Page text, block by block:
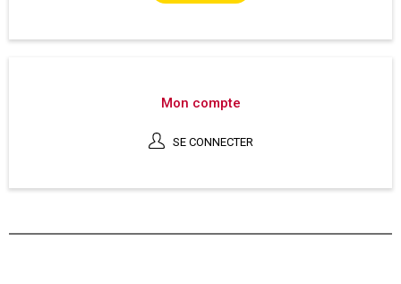
Mon compte
SE CONNECTER